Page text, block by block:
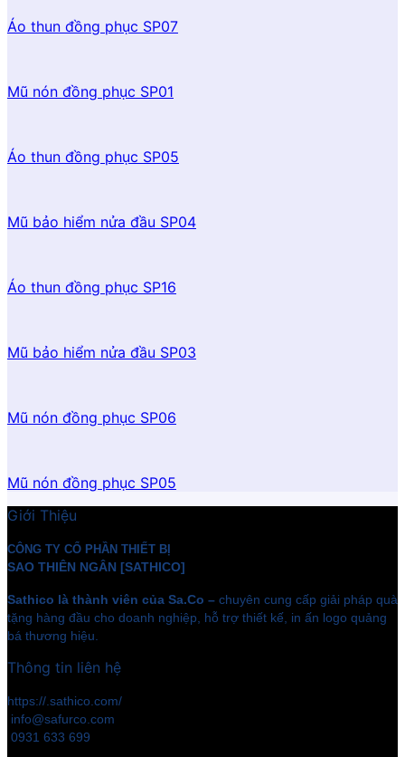
Áo thun đồng phục SP07
Mũ nón đồng phục SP01
Áo thun đồng phục SP05
Mũ bảo hiểm nửa đầu SP04
Áo thun đồng phục SP16
Mũ bảo hiểm nửa đầu SP03
Mũ nón đồng phục SP06
Mũ nón đồng phục SP05
Giới Thiệu
CÔNG TY CỔ PHẦN THIẾT BỊ
SAO THIÊN NGÂN [SATHICO]
Sathico là thành viên của Sa.Co – chuyên cung cấp giải pháp quà
tặng hàng đầu cho doanh nghiệp, hỗ trợ thiết kế, in ấn logo quảng
bá thương hiệu.
Thông tin liên hệ
https://.sathico.com/
info@safurco.com
0931 633 699